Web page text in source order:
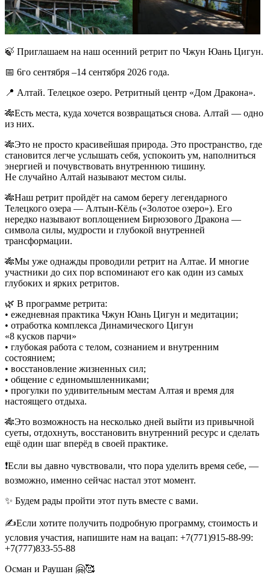
🍃 Приглашаем на наш осенний ретрит по Чжун Юань Цигун.
📅 6го сентября –14 сентября 2026 года.
📍 Алтай. Телецкое озеро. Ретритный центр «Дом Дракона».
🎋Есть места, куда хочется возвращаться снова. Алтай — одно
из них.
🎋Это не просто красивейшая природа. Это пространство, где
становится легче услышать себя, успокоить ум, наполниться
энергией и почувствовать внутреннюю тишину.
Не случайно Алтай называют местом силы.
🎋Наш ретрит пройдёт на самом берегу легендарного
Телецкого озера — Алтын-Кёль («Золотое озеро»). Его
нередко называют воплощением Бирюзового Дракона —
символа силы, мудрости и глубокой внутренней
трансформации.
🎋Мы уже однажды проводили ретрит на Алтае. И многие
участники до сих пор вспоминают его как один из самых
глубоких и ярких ретритов.
🌿 В программе ретрита:
• ежедневная практика Чжун Юань Цигун и медитации;
• ⁠отработка комплекса Динамического Цигун
«8 кусков парчи»
• ⁠глубокая работа с телом, сознанием и внутренним
состоянием;
• восстановление жизненных сил;
• общение с единомышленниками;
• прогулки по удивительным местам Алтая и время для
настоящего отдыха.
🎋Это возможность на несколько дней выйти из привычной
суеты, отдохнуть, восстановить внутренний ресурс и сделать
ещё один шаг вперёд в своей практике.
❗️Если вы давно чувствовали, что пора уделить время себе, —
возможно, именно сейчас настал этот момент.
✨ Будем рады пройти этот путь вместе с вами.
✍️Если хотите получить подробную программу, стоимость и
условия участия, напишите нам на вацап: +7(771)915-88-99:
+7(777)833-55-88
Осман и Раушан 🤗🥰